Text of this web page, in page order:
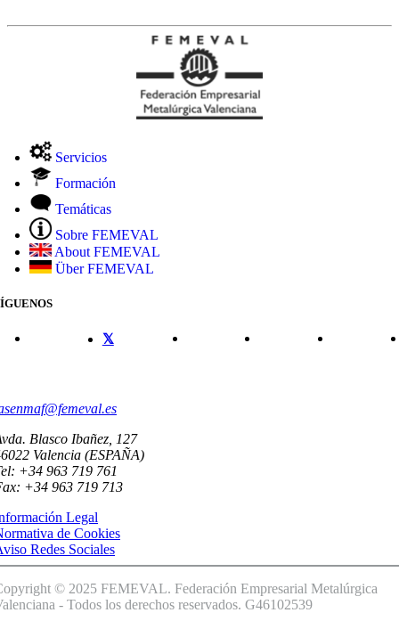
Servicios
Formación
Temáticas
Sobre FEMEVAL
About FEMEVAL
Über FEMEVAL
Blasco Ibañez, 127
Valencia (ESPAÑA)
+34 963 719 761
+34 963 719 713
Legal
de Cookies
Redes Sociales
© 2025 FEMEVAL. Federación Empresarial Metalúrgica
- Todos los derechos reservados. G46102539